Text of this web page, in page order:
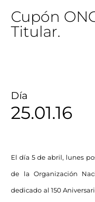
Cupón
Titular.
Día
25.01.16
El día 5 de abril, lunes
de la Organización
dedicado al 150